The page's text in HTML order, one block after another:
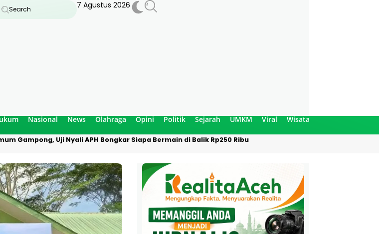
Search 7 Agustus 2026
Nasional News Olahraga Opini Politik Sejarah UMKM Viral Wisata
Gampong, Uji Nyali APH Bongkar Siapa Bermain di Balik Rp250 Ribu